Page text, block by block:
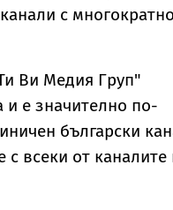
с многократно
Ви Медия Груп"
и е значително по-
български
с всеки от каналите